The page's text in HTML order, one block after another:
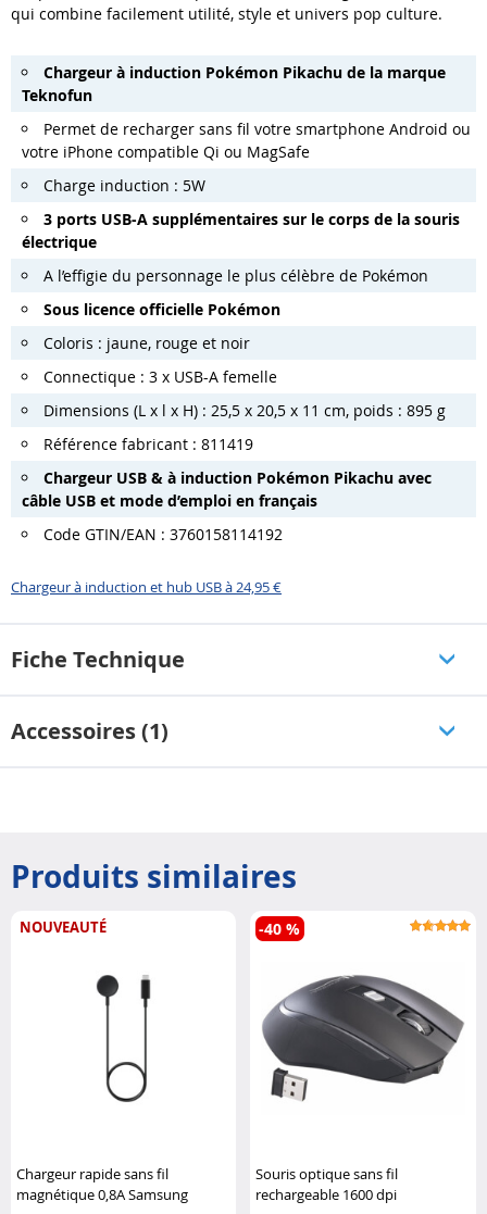
qui combine facilement utilité, style et univers pop culture.
Chargeur à induction Pokémon Pikachu de la marque
Teknofun
Permet de recharger sans fil votre smartphone Android ou
votre iPhone compatible Qi ou MagSafe
Charge induction : 5W
3 ports USB-A supplémentaires sur le corps de la souris
électrique
A l’effigie du personnage le plus célèbre de Pokémon
Sous licence officielle Pokémon
Coloris : jaune, rouge et noir
Connectique : 3 x USB-A femelle
Dimensions (L x l x H) : 25,5 x 20,5 x 11 cm, poids : 895 g
Référence fabricant : 811419
Chargeur USB & à induction Pokémon Pikachu avec
câble USB et mode d’emploi en français
Code GTIN/EAN : 3760158114192
Chargeur à induction et hub USB à 24,95 €
Fiche Technique
Accessoires (1)
Produits similaires
NOUVEAUTÉ
Chargeur rapide sans fil
magnétique 0,8A Samsung
Souris optique sans fil
rechargeable 1600 dpi
-40 %